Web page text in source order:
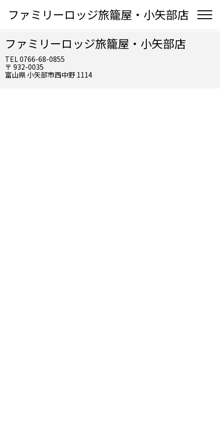
ファミリーロッジ旅籠屋・小矢部店
ファミリーロッジ旅籠屋・小矢部店
TEL 0766-68-0855
〒 932-0035
富山県 小矢部市西中野 1114